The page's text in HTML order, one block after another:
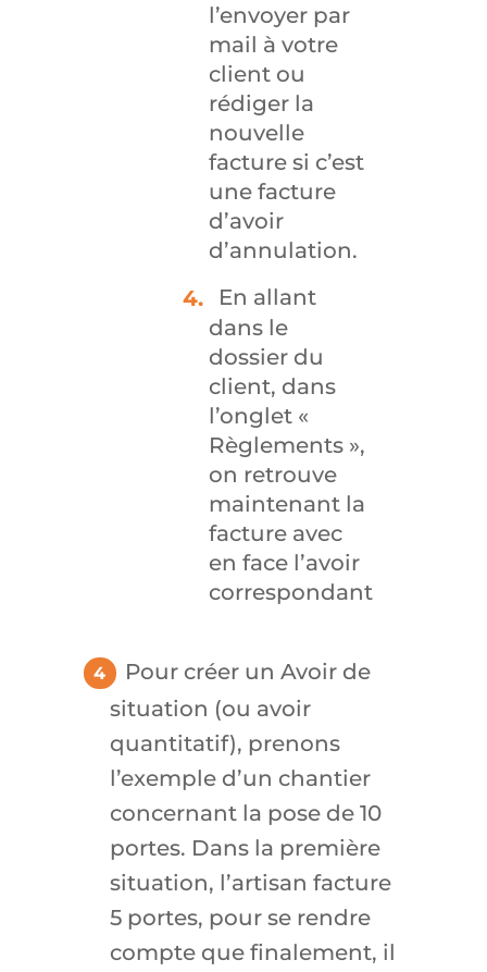
l’envoyer par
mail à votre
client ou
rédiger la
nouvelle
facture si c’est
une facture
d’avoir
d’annulation.
En allant
dans le
dossier du
client, dans
l’onglet «
Règlements »,
on retrouve
maintenant la
facture avec
en face l’avoir
correspondant
Pour créer un Avoir de
situation (ou avoir
quantitatif), prenons
l’exemple d’un chantier
concernant la pose de 10
portes. Dans la première
situation, l’artisan facture
5 portes, pour se rendre
compte que finalement, il